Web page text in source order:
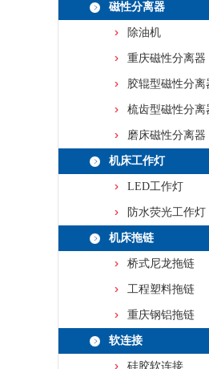
磁性分离器
除油机
重庆磁性分离器
胶辊型磁性分离
梳齿型磁性分离
磨床磁性分离器
机床工作灯
LED工作灯
防水荧光工作灯
机床拖链
桥式尼龙拖链
工程塑料拖链
重庆钢铝拖链
软连接
硅胶软连接